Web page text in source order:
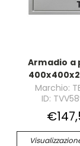
Armadio a
Marchio:
ID: